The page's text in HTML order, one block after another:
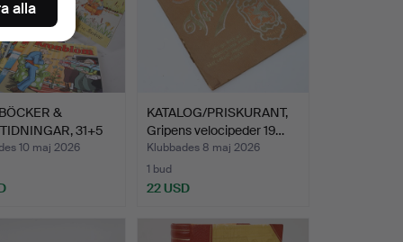
&
31+5
10 maj 2026
KATALOG/PRISKURANT,
Gripens velocipeder 19…
Klubbades 8 maj 2026
1 bud
22 USD
alla